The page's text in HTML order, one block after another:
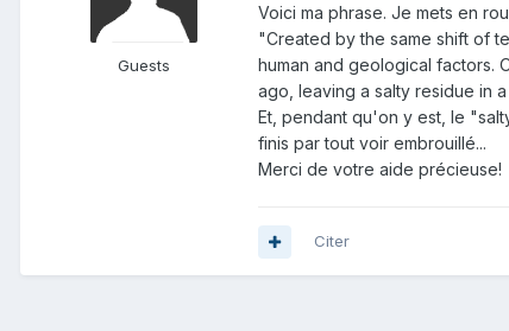
Guests
Voici ma phrase. Je mets en
"Created by the same shift of
human and geological factors.
ago, leaving a salty residue in
Et, pendant qu'on y est, le
finis par tout voir embrouillé...
Merci de votre aide précieuse!
Citer